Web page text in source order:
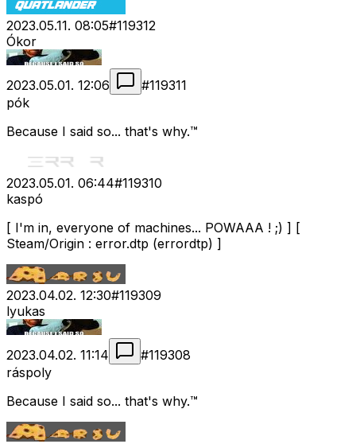
2023.05.11. 08:05#119312
Ókor
2023.05.01. 12:06 #119311
pók
Because I said so... that's why.™
2023.05.01. 06:44#119310
kaspó
[ I'm in, everyone of machines... POWAAA ! ;) ] [
Steam/Origin : error.dtp (errordtp) ]
2023.04.02. 12:30#119309
lyukas
2023.04.02. 11:14 #119308
ráspoly
Because I said so... that's why.™